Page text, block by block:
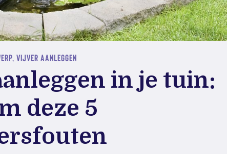
VIJVER AANLEGGEN
in je tuin:
deze 5